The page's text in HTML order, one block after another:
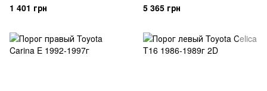
1 401 грн 5 365 грн